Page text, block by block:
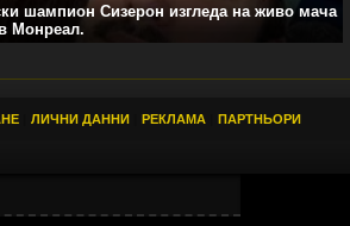
шампион Сизерон изгледа на живо мача
Монреал.
ЛИЧНИ ДАННИ РЕКЛАМА ПАРТНЬОРИ